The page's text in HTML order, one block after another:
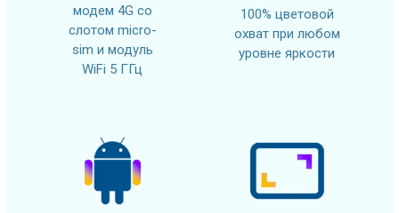
модем 4G со
слотом micro-
sim и модуль
WiFi 5 ГГц
100% цветовой
охват при любом
уровне яркости